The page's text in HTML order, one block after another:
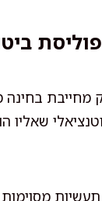
מחייבת בחינה
שאליו
תעשיות מסוימות